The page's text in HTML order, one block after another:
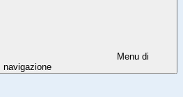
Menu di
navigazione